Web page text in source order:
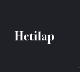
Hetilap